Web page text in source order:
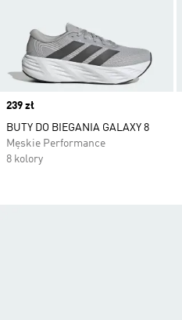
Price
239 zł
BUTY DO BIEGANIA GALAXY 8
Męskie Performance
8 kolory